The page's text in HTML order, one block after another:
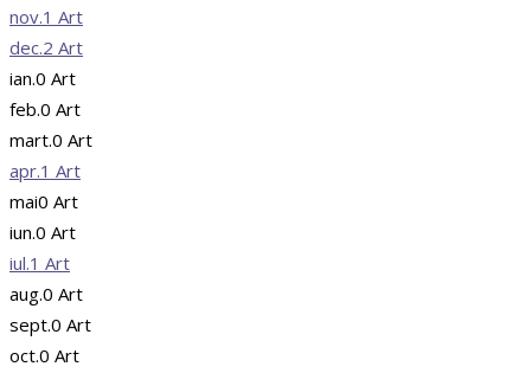
nov.1 Art
dec.2 Art
ian.0 Art
feb.0 Art
mart.0 Art
apr.1 Art
mai0 Art
iun.0 Art
iul.1 Art
aug.0 Art
sept.0 Art
oct.0 Art